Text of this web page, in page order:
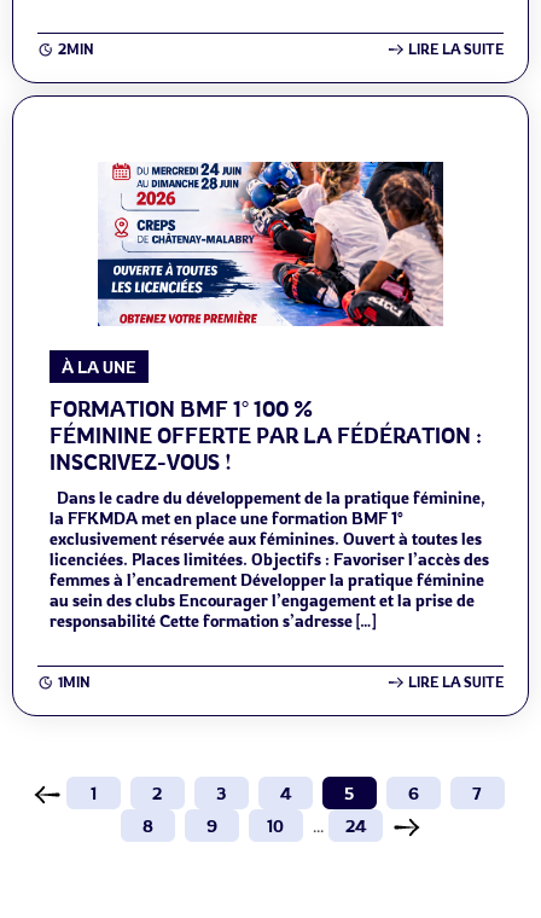
2MIN LIRE LA SUITE
À LA UNE
FORMATION BMF 1° 100 %
FÉMININE OFFERTE PAR LA FÉDÉRATION :
INSCRIVEZ-VOUS !
Dans le cadre du développement de la pratique féminine,
la FFKMDA met en place une formation BMF 1°
exclusivement réservée aux féminines. Ouvert à toutes les
licenciées. Places limitées. Objectifs : Favoriser l’accès des
femmes à l’encadrement Développer la pratique féminine
au sein des clubs Encourager l’engagement et la prise de
responsabilité Cette formation s’adresse […]
1MIN LIRE LA SUITE
1 2 3 4 5 6
7
8
9 10 ... 24